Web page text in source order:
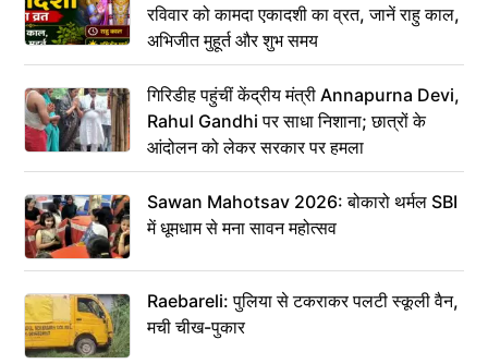
रविवार को कामदा एकादशी का व्रत, जानें राहु काल,
अभिजीत मुहूर्त और शुभ समय
गिरिडीह पहुंचीं केंद्रीय मंत्री Annapurna Devi,
Rahul Gandhi पर साधा निशाना; छात्रों के
आंदोलन को लेकर सरकार पर हमला
Sawan Mahotsav 2026: बोकारो थर्मल SBI
में धूमधाम से मना सावन महोत्सव
Raebareli: पुलिया से टकराकर पलटी स्कूली वैन,
मची चीख-पुकार